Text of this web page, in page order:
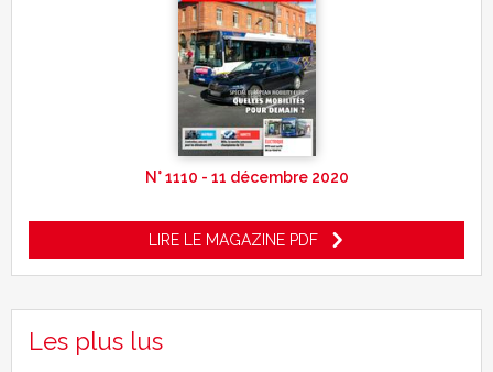
N° 1110 - 11 décembre 2020
LIRE LE MAGAZINE PDF
Les plus lus